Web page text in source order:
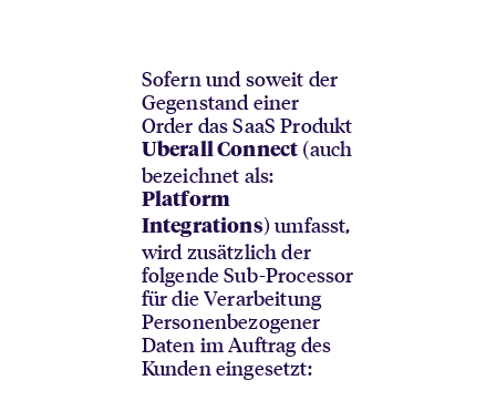
Sofern und soweit der
Gegenstand einer
Order das SaaS Produkt
Uberall Connect (auch
bezeichnet als:
Platform
Integrations) umfasst,
wird zusätzlich der
folgende Sub-Processor
für die Verarbeitung
Personenbezogener
Daten im Auftrag des
Kunden eingesetzt: